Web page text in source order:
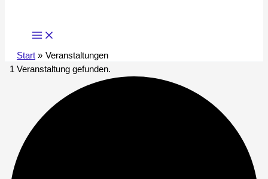
Start
Veranstaltungen
1 Veranstaltung gefunden.